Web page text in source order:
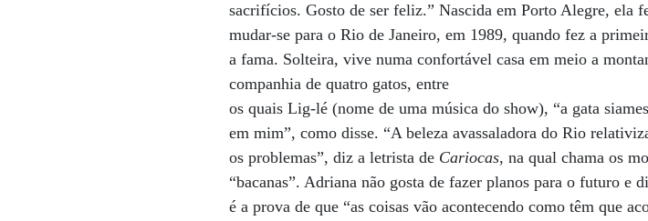
sacrifícios. Gosto de ser feliz.” Nascida em Porto Alegre, ela
mudar-se para o Rio de Janeiro, em 1989, quando fez a
a fama. Solteira, vive numa confortável casa em meio a
companhia de quatro gatos, entre
os quais Lig-lé (nome de uma música do show), “a gata
em mim”, como disse. “A beleza avassaladora do Rio
os problemas”, diz a letrista de Cariocas, na qual chama os
“bacanas”. Adriana não gosta de fazer planos para o futuro e
é a prova de que “as coisas vão acontecendo como têm que